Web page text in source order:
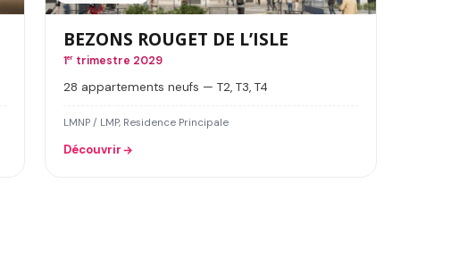
BEZONS ROUGET DE L’ISLE
1er trimestre 2029
28 appartements neufs — T2, T3, T4
LMNP / LMP, Residence Principale
Découvrir